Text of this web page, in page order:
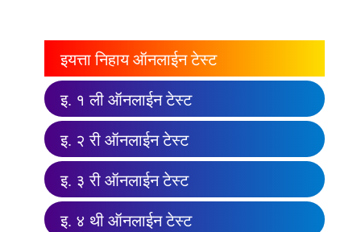
इयत्ता निहाय ऑनलाईन टेस्ट
इ. १ ली ऑनलाईन टेस्ट
इ. २ री ऑनलाईन टेस्ट
इ. ३ री ऑनलाईन टेस्ट
इ. ४ थी ऑनलाईन टेस्ट